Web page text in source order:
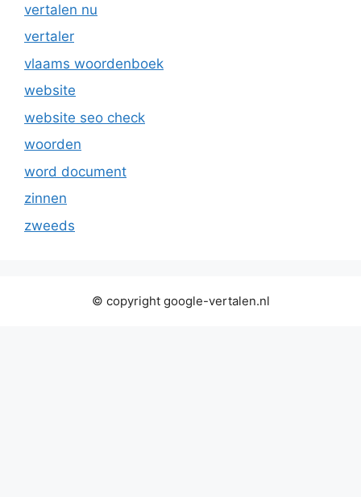
vertalen nu
vertaler
vlaams woordenboek
website
website seo check
woorden
word document
zinnen
zweeds
© copyright google-vertalen.nl